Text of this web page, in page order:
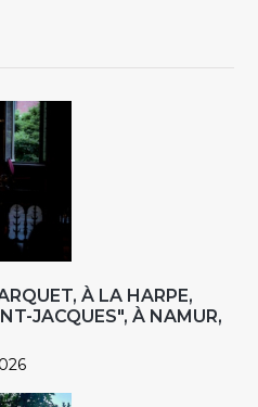
À LA HARPE,
JACQUES", À NAMUR,